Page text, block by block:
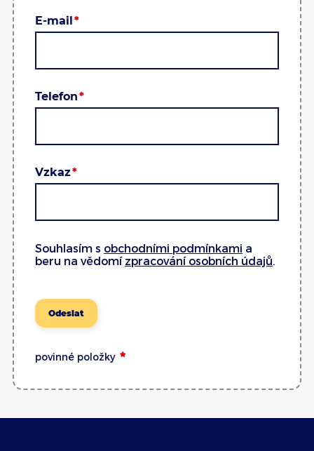
E-mail
Telefon
Vzkaz
Souhlasím s obchodními podmínkami a
beru na vědomí zpracování osobních údajů
Odeslat
povinné položky